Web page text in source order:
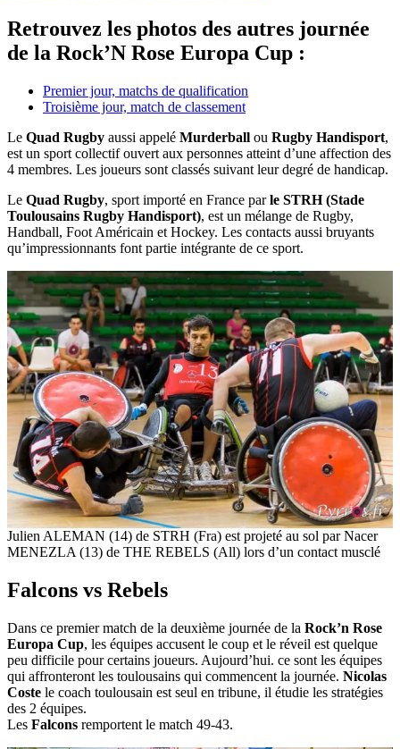
Retrouvez les photos des autres journée
de la Rock’N Rose Europa Cup :
Premier jour, matchs de qualification
Troisième jour, match de classement
Le Quad Rugby aussi appelé Murderball ou Rugby Handisport,
est un sport collectif ouvert aux personnes atteint d’une affection des
4 membres. Les joueurs sont classés suivant leur degré de handicap.
Le Quad Rugby, sport importé en France parle STRH (Stade
Toulousains Rugby Handisport), est un mélange de Rugby,
Handball, Foot Américain et Hockey. Les contacts aussi bruyants
qu’impressionnants font partie intégrante de ce sport.
Julien ALEMAN (14) de STRH (Fra) est projeté au sol par Nacer
MENEZLA (13) de THE REBELS (All) lors d’un contact musclé
Falcons vs Rebels
Dans ce premier match de la deuxième journée de la Rock’n Rose
Europa Cup, les équipes accusent le coup et le réveil est quelque
peu difficile pour certains joueurs. Aujourd’hui. ce sont les équipes
qui affronteront les toulousains qui commencent la journée. Nicolas
Coste le coach toulousain est seul en tribune, il étudie les stratégies
des 2 équipes.
Les Falcons remportent le match 49-43.